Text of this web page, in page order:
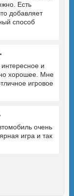
Есть
добавляет
способ
и
хорошее. Мне
игровое
очень
игра и так